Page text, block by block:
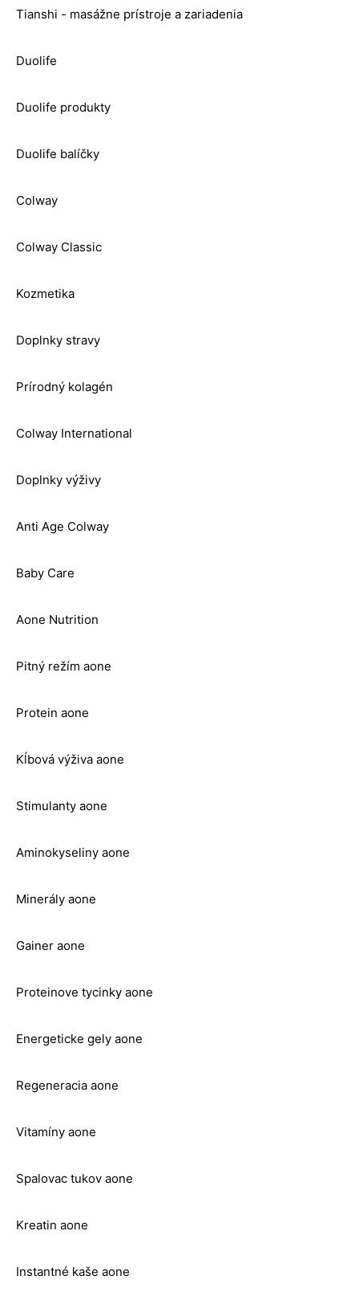
Tianshi - masážne prístroje a zariadenia
Duolife
Duolife produkty
Duolife balíčky
Colway
Colway Classic
Kozmetika
Doplnky stravy
Prírodný kolagén
Colway International
Doplnky výživy
Anti Age Colway
Baby Care
Aone Nutrition
Pitný režím aone
Protein aone
Kĺbová výživa aone
Stimulanty aone
Aminokyseliny aone
Minerály aone
Gainer aone
Proteinove tycinky aone
Energeticke gely aone
Regeneracia aone
Vitamíny aone
Spalovac tukov aone
Kreatin aone
Instantné kaše aone